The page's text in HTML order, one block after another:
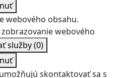
webového obsahu.
zobrazovanie webového
služby(0)
skontaktovať sa s